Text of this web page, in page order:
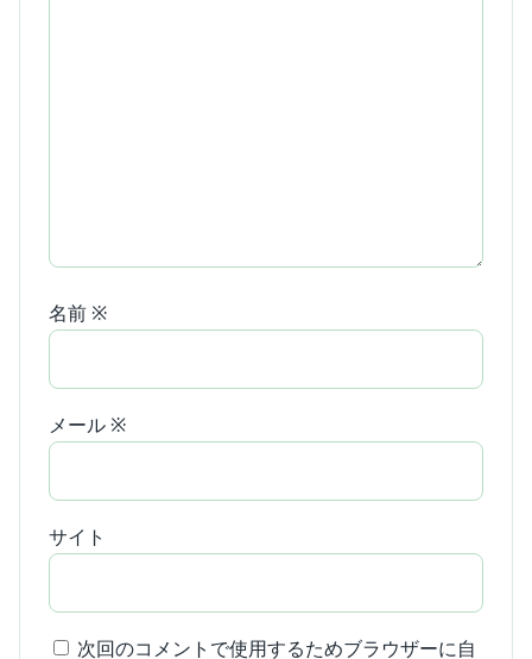
名前 ※
メール ※
サイト
次回のコメントで使用するためブラウザーに自